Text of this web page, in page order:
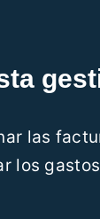
las
los